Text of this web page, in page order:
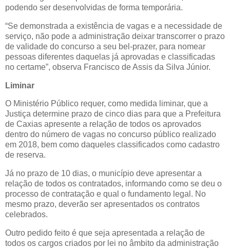
podendo ser desenvolvidas de forma temporária.
“Se demonstrada a existência de vagas e a necessidade de
serviço, não pode a administração deixar transcorrer o prazo
de validade do concurso a seu bel-prazer, para nomear
pessoas diferentes daquelas já aprovadas e classificadas
no certame”, observa Francisco de Assis da Silva Júnior.
Liminar
O Ministério Público requer, como medida liminar, que a
Justiça determine prazo de cinco dias para que a Prefeitura
de Caxias apresente a relação de todos os aprovados
dentro do número de vagas no concurso público realizado
em 2018, bem como daqueles classificados como cadastro
de reserva.
Já no prazo de 10 dias, o município deve apresentar a
relação de todos os contratados, informando como se deu o
processo de contratação e qual o fundamento legal. No
mesmo prazo, deverão ser apresentados os contratos
celebrados.
Outro pedido feito é que seja apresentada a relação de
todos os cargos criados por lei no âmbito da administração